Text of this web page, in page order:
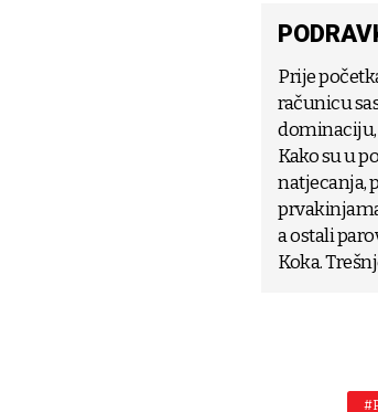
Prije
računicu
dominaciju,
Kako su u
natjecanja,
a ostali
Koka.